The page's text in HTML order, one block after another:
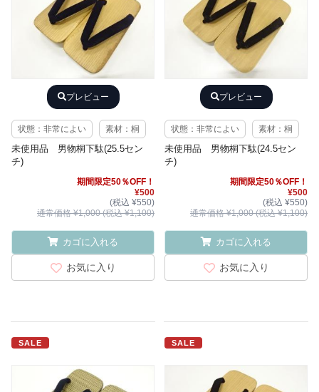
プレビュー
状態：非常によい 素材：桐
未使用品 男物桐下駄(25.5セン
チ)
期間限定50％OFF！
¥500
(税込 ¥550)
通常価格 ¥1,000 (税込 ¥1,100)
カゴに入れる
お気に入り
プレビュー
状態：非常によい 素材：桐
未使用品 男物桐下駄(24.5セン
チ)
期間限定50％OFF！
¥500
(税込 ¥550)
通常価格 ¥1,000 (税込 ¥1,100)
カゴに入れる
お気に入り
SALE SALE